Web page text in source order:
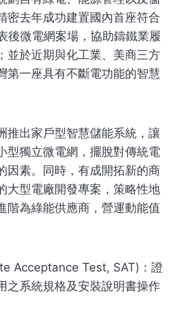
密去年成功建置國內首座符合
後微電網案場，協助鑄鐵業履
並於近期與化工業、美商三方
第一座具有不斷電功能的智慧
推出家戶型智慧儲能系統，讓
型獨立微電網，擺脫對傳統電
因素。同時，有成開拓新的商
大型電廠開發專案，策略性地
階為綠能供應商，營運動能值
Acceptance Test, SAT)：證
之系統規格及安裝說明書操作